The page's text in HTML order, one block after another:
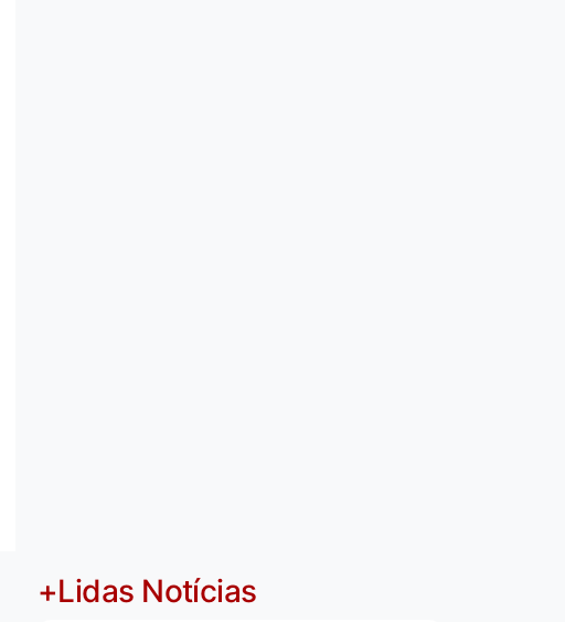
+Lidas Notícias